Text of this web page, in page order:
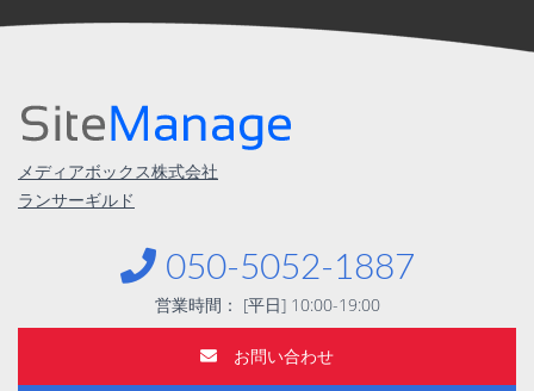
メディアボックス株式会社
ランサーギルド
︎︎050-5052-1887
営業時間： [平日] 10:00-19:00
お問い合わせ